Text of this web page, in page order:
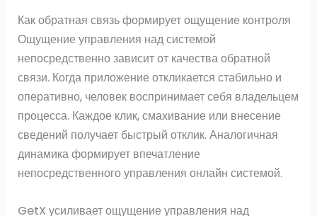
Как обратная связь формирует ощущение контроля
Ощущение управления над системой
непосредственно зависит от качества обратной
связи. Когда приложение откликается стабильно и
оперативно, человек воспринимает себя владельцем
процесса. Каждое клик, смахивание или внесение
сведений получает быстрый отклик. Аналогичная
динамика формирует впечатление
непосредственного управления онлайн системой.
GetX усиливает ощущение управления над